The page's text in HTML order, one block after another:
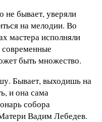
бывает, уверяли
на мелодии. Во
мастера исполняли
современные
быть множество.
Бывает, выходишь на
и она сама
собора
Вадим Лебедев.